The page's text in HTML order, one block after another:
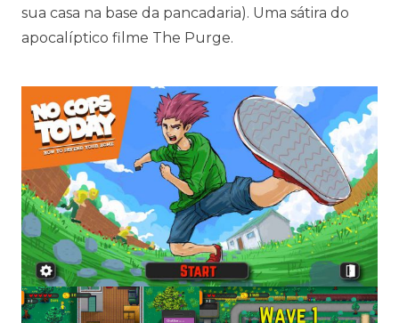
sua casa na base da pancadaria). Uma sátira do
apocalíptico filme The Purge.